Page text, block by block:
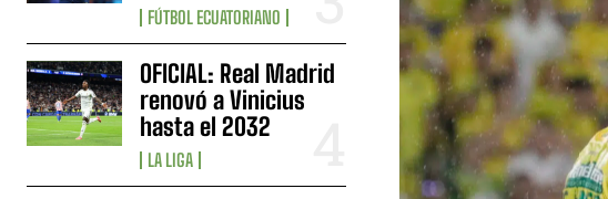
FÚTBOL ECUATORIANO
OFICIAL: Real Madrid
renovó a Vinicius
hasta el 2032
LA LIGA